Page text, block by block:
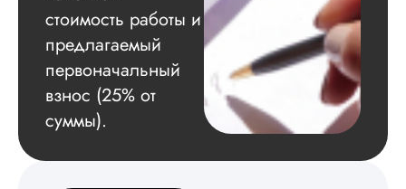
ждать ответа
менеджера
около получаса,
заказывать работу
конкурентов. Но
почитала отзывы и
решила рискнуть,
плюс вспомнила
рекомендации
стоимость работы и
предлагаемый
первоначальный
взнос (25% от
суммы).